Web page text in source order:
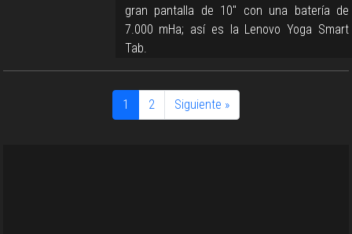
gran pantalla de 10" con una batería de
7.000 mHa; así es la Lenovo Yoga Smart
Tab.
1 2 Siguiente »